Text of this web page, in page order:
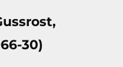
30)